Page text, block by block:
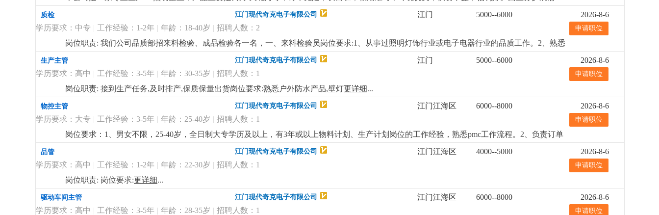
要，我司现诚招仓管员1名，：20-40岁，高中及以上学历，仓管2-3年以上经验，要求对仓库流程熟悉，对数据敏感，有责任心，工作细心，保持
账物一致，负责仓库的收发货，无不良嗜好，转正购买社保。仓管需要拉叉车送物料到车间，所以男士更适合
质检 江门现代奇克电子有限公司 江门 5000--6000
2026-8-6
学历要求：中专 | 工作经验：1-2年 | 年龄：18-40岁 | 招聘人数：2 申请职位
岗位职责: 我们公司品质部招来料检验、成品检验各一名，一、来料检验员岗位要求:1、从事过照明灯饰行业或电子电器行业的品质工作。2、熟悉
灯具材料和检验设备的使用。3、负责来料的检验工作，工作有责任心，敬业认真。二、成品检验员岗位职责和要求：1、负责成品的检验工作；
3、对不合格品进行隔离、标识，并跟踪落实处理结果；4、负责配合客人验货；5、负责保管本岗位的图纸、资料工具；6、协助上级处理客户诉
求、退货的调查、检验工作；7、进仓成品包装安全的检验和验证。综合待遇5500-6500元/月，转正购买江门社保，包吃包住。
生产主管 江门现代奇克电子有限公司 江门 5000--6000
2026-8-6
学历要求：高中 | 工作经验：3-5年 | 年龄：30-35岁 | 招聘人数：1 申请职位
岗位职责: 接到生产任务,及时排产,保质保量出货岗位要求:熟悉户外防水产品,壁灯更详细...
物控主管 江门现代奇克电子有限公司 江门江海区 6000--8000
2026-8-6
学历要求：大专 | 工作经验：3-5年 | 年龄：25-40岁 | 招聘人数：1 申请职位
岗位要求：1、男女不限，25-40岁，全日制大专学历及以上，有3年或以上物料计划、生产计划岗位的工作经验，熟悉pmc工作流程。2、负责订单
的物料需求整理，能根据订单分解物料、制定物料计划，有物料计划管控能力。3、有全盘主理物控部门的能力，性格雷厉风行，有良好的沟通协
调能力和数据统筹能力。4、熟悉办公软件使用，熟悉erp系统使用；5、良好的沟通、协调和计划能力。岗位福利：1、薪酬幅度6000-10000元/
月，具体跟总经理面试商议决定。2、节日慰问礼品礼金、开工红包、公司根据年度业绩颁发年终奖3、公司包吃工作餐、提供宿舍。4、环境优美
的办公楼办公。更详细...
品管 江门现代奇克电子有限公司 江门江海区 4000--5000
2026-8-6
学历要求：高中 | 工作经验：1-2年 | 年龄：22-30岁 | 招聘人数：1 申请职位
岗位职责: 岗位要求:更详细...
驱动车间主管 江门现代奇克电子有限公司 江门江海区 6000--8000
2026-8-6
学历要求：高中 | 工作经验：3-5年 | 年龄：28-35岁 | 招聘人数：1 申请职位